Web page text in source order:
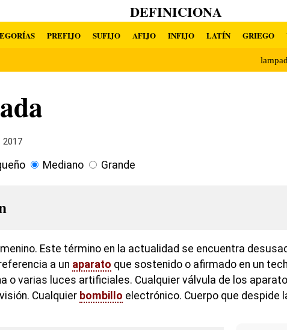
DEFINICIONA
PREFIJO SUFIJO AFIJO INFIJO LATÍN GRIEGO
2017
Mediano Grande
Este término en la actualidad se encuentra
a un aparato que sostenido o afirmado en un
o varias luces artificiales. Cualquier válvula de los
Cualquier bombillo electrónico. Cuerpo que despide